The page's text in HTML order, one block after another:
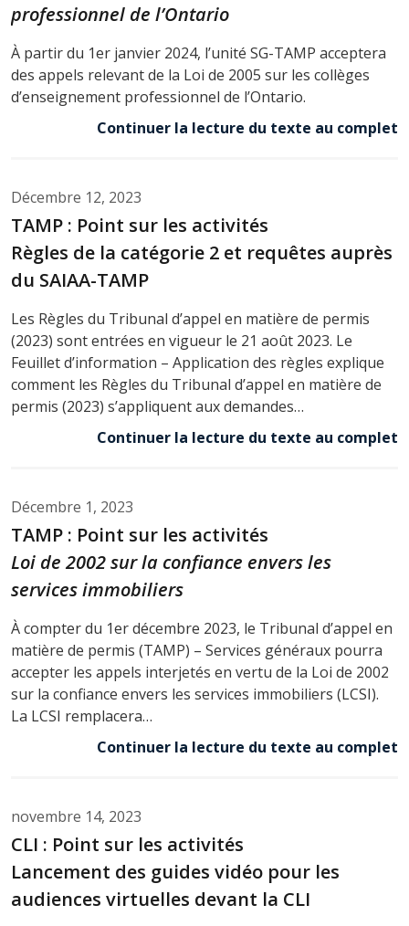
professionnel de l’Ontario
À partir du 1er janvier 2024, l’unité SG-TAMP acceptera
des appels relevant de la Loi de 2005 sur les collèges
d’enseignement professionnel de l’Ontario.
Continuer la lecture du texte au complet
Décembre 12, 2023
TAMP : Point sur les activités
Règles de la catégorie 2 et requêtes auprès
du SAIAA-TAMP
Les Règles du Tribunal d’appel en matière de permis
(2023) sont entrées en vigueur le 21 août 2023. Le
Feuillet d’information – Application des règles explique
comment les Règles du Tribunal d’appel en matière de
permis (2023) s’appliquent aux demandes…
Continuer la lecture du texte au complet
Décembre 1, 2023
TAMP : Point sur les activités
Loi de 2002 sur la confiance envers les
services immobiliers
À compter du 1er décembre 2023, le Tribunal d’appel en
matière de permis (TAMP) – Services généraux pourra
accepter les appels interjetés en vertu de la Loi de 2002
sur la confiance envers les services immobiliers (LCSI).
La LCSI remplacera…
Continuer la lecture du texte au complet
novembre 14, 2023
CLI : Point sur les activités
Lancement des guides vidéo pour les
audiences virtuelles devant la CLI